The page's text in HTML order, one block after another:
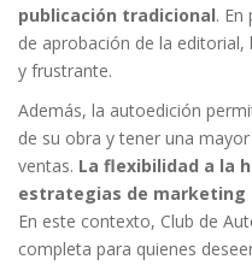
publicación tradicional. En
de aprobación de la
y frustrante.
Además, la autoedición
de su obra y tener una
ventas. La flexibilidad a la
estrategias de marketing
En este contexto, Club de
completa para quienes